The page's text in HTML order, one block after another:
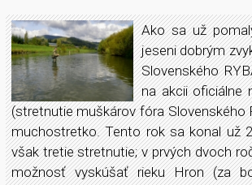
Ako sa už
jeseni dobrým
Slovenského
na akcii oficiálne
(stretnutie muškárov fóra Slovenského
muchostretko. Tento rok sa konal už
však tretie stretnutie; v prvých dvoch
možnosť vyskúšať rieku Hron (za